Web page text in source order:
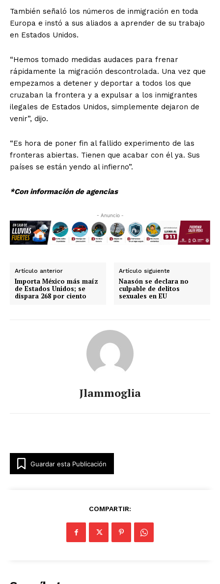
También señaló los números de inmigración en toda
Europa e instó a sus aliados a aprender de su trabajo
en Estados Unidos.
“Hemos tomado medidas audaces para frenar
rápidamente la migración descontrolada. Una vez que
empezamos a detener y deportar a todos los que
cruzaban la frontera y a expulsar a los inmigrantes
ilegales de Estados Unidos, simplemente dejaron de
venir”, dijo.
“Es hora de poner fin al fallido experimento de las
fronteras abiertas. Tienen que acabar con él ya. Sus
países se están yendo al infierno”.
*Con información de agencias
- Anuncio -
Artículo anterior
Importa México más maíz
de Estados Unidos; se
dispara 268 por ciento
Artículo siguiente
Naasón se declara no
culpable de delitos
sexuales en EU
Jlammoglia
Guardar esta Publicación
COMPARTIR: